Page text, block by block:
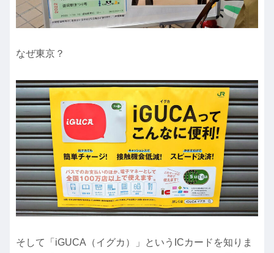
なぜ東京？
そして「iGUCA（イグカ）」というICカードを知りま